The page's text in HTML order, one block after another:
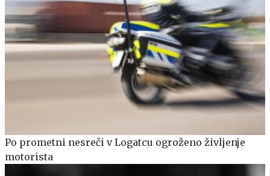
Po prometni nesreči v Logatcu ogroženo življenje
motorista